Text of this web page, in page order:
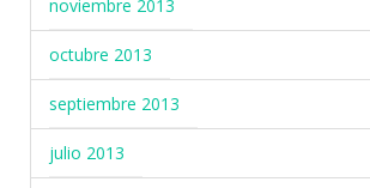
noviembre 2013
octubre 2013
septiembre 2013
julio 2013